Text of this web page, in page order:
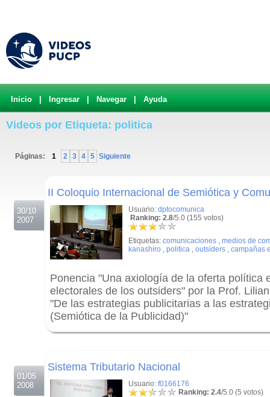
Inicio Ingresar Navegar Ayuda
Videos por Etiqueta: politica
Páginas: 1 2 3 4 5 Siguiente
30/10
2007
II Coloquio Internacional de Semiótica y
Usuario: dptocomunica
Ranking: 2.8/5.0 (155 votos)
Etiquetas: comunicaciones , medios de
kanashiro , politica , outsiders , campañas
Ponencia "Una axiología de la oferta política
electorales de los outsiders" por la Prof.
"De las estrategias publicitarias a las
(Semiótica de la Publicidad)"
01/05
2008
Sistema Tributario Nacional
Usuario: f0166176
Ranking: 2.4/5.0 (5 votos)